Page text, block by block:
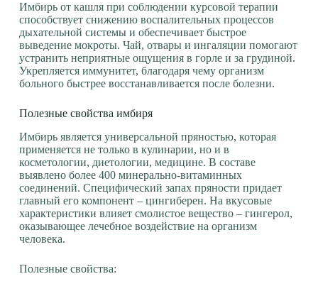
и
Имбирь от кашля при соблюдении курсовой терапии
способствует снижению воспалительных процессов
дыхательной системы и обеспечивает быстрое
выведение мокроты. Чай, отвары и ингаляции помогают
устранить неприятные ощущения в горле и за грудиной.
Укрепляется иммунитет, благодаря чему организм
больного быстрее восстанавливается после болезни.
Полезные свойства имбиря
Имбирь является универсальной пряностью, которая
применяется не только в кулинарии, но и в
косметологии, диетологии, медицине. В составе
выявлено более 400 минерально-витаминных
соединений. Специфический запах пряности придает
главный его компонент – цингиберен. На вкусовые
характеристики влияет смолистое вещество – гингерол,
оказывающее лечебное воздействие на организм
человека.
Полезные свойства: